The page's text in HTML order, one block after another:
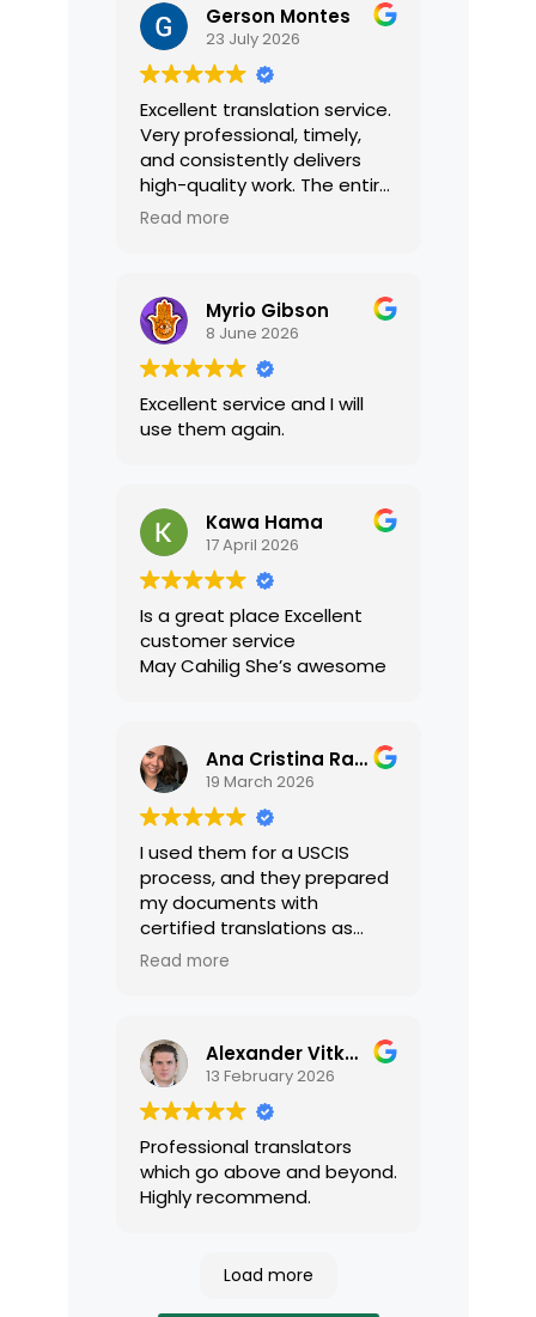
Gerson Montes
23 July 2026
Excellent translation service.
Very professional, timely,
and consistently delivers
high-quality work. The entire
process was smooth and
recommend their services.
Read more
Myrio Gibson
8 June 2026
Excellent service and I will
use them again.
Kawa Hama
17 April 2026
Is a great place Excellent
customer service
May Cahilig She’s awesome
Ana Cristina Ramirez
19 March 2026
I used them for a USCIS
process, and they prepared
my documents with
certified translations as
required by USCIS. They were
Read more
Alexander Vitkalov
13 February 2026
Professional translators
which go above and beyond.
Highly recommend.
Load more